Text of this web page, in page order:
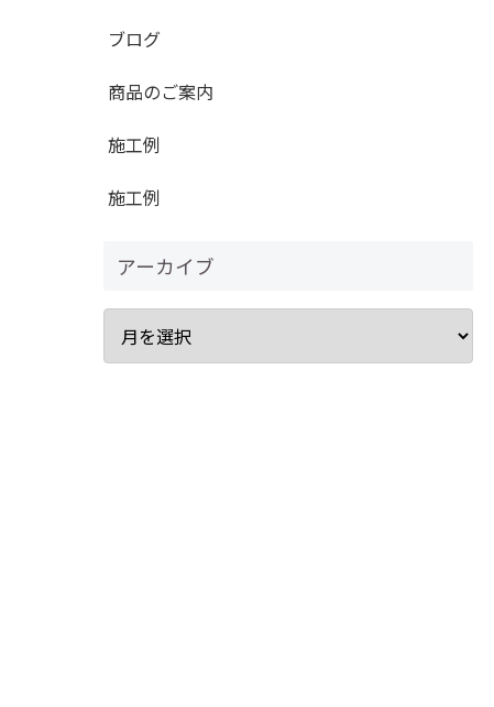
ブログ
商品のご案内
施工例
施工例
アーカイブ